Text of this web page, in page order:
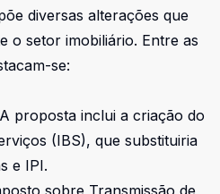
diversas alterações que
o setor imobiliário. Entre as
se:
proposta inclui a criação do
(IBS), que substituiria
e IPI.
sobre Transmissão de